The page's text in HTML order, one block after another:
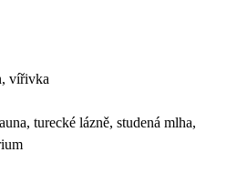
vířivka
turecké lázně, studená mlha,